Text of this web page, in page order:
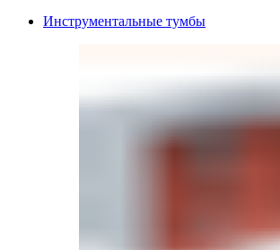
Инструментальные тумбы